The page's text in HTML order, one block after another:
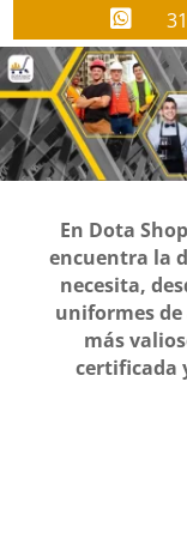

En Dota
encuentra la
necesita,
uniformes
más
certificada